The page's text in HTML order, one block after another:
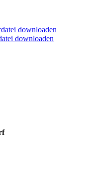
downloaden
downloaden